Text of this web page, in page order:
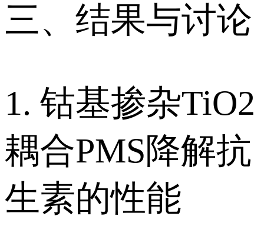
三、结果与讨论
1. 钴基掺杂TiO2
耦合PMS降解抗
生素的性能